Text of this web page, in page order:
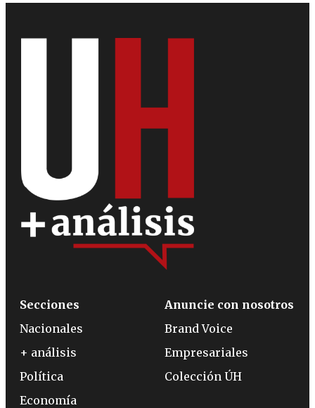
Secciones
Nacionales
+ análisis
Política
Economía
Anuncie con nosotros
Brand Voice
Empresariales
Colección ÚH